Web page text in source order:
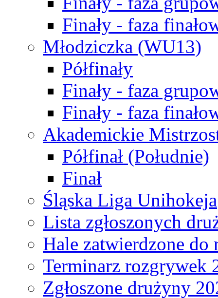
Finały - faza
Młodziczka (WU13)
Półfinały
Finały - faza
Finały - faza
Akademickie
Półfinał (Południe)
Finał
Śląska Liga Unihokeja
Lista zgłoszonych
Hale zatwierdzone do
Terminarz rozgrywek
Zgłoszone drużyny